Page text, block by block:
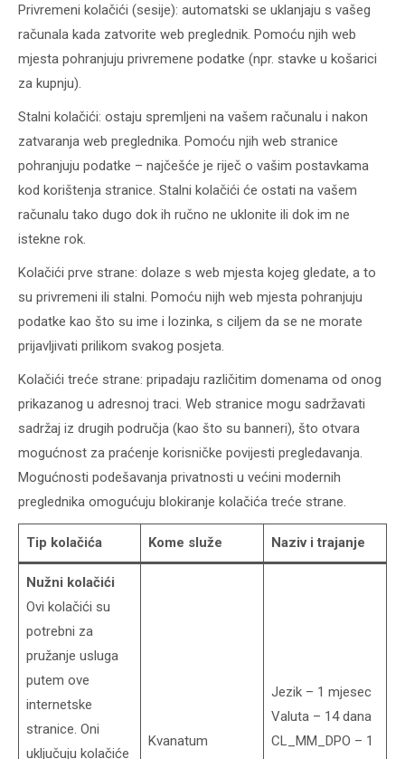
Privremeni kolačići (sesije): automatski se uklanjaju s vašeg
računala kada zatvorite web preglednik. Pomoću njih web
mjesta pohranjuju privremene podatke (npr. stavke u košarici
za kupnju).
Stalni kolačići: ostaju spremljeni na vašem računalu i nakon
zatvaranja web preglednika. Pomoću njih web stranice
pohranjuju podatke – najčešće je riječ o vašim postavkama
kod korištenja stranice. Stalni kolačići će ostati na vašem
računalu tako dugo dok ih ručno ne uklonite ili dok im ne
istekne rok.
Kolačići prve strane: dolaze s web mjesta kojeg gledate, a to
su privremeni ili stalni. Pomoću nijh web mjesta pohranjuju
podatke kao što su ime i lozinka, s ciljem da se ne morate
prijavljivati prilikom svakog posjeta.
Kolačići treće strane: pripadaju različitim domenama od onog
prikazanog u adresnoj traci. Web stranice mogu sadržavati
sadržaj iz drugih područja (kao što su banneri), što otvara
mogućnost za praćenje korisničke povijesti pregledavanja.
Mogućnosti podešavanja privatnosti u većini modernih
preglednika omogućuju blokiranje kolačića treće strane.
Tip kolačića Kome služe Naziv i trajanje
Nužni kolačići
Ovi kolačići su
potrebni za
pružanje usluga
putem ove
internetske
stranice. Oni
uključuju kolačiće
Kvanatum
Jezik – 1 mjesec
Valuta – 14 dana
CL_MM_DPO – 1